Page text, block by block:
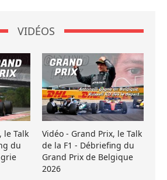
VIDÉOS
le Talk
du
Vidéo - Grand Prix, le Talk
de la F1 - Débriefing du
Grand Prix de Belgique
2026